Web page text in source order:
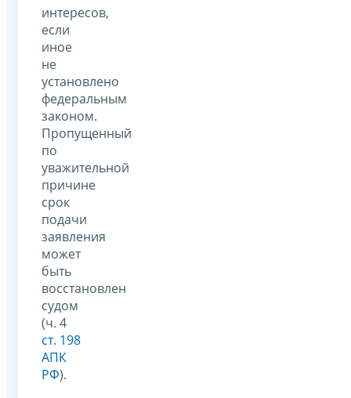
интересов,
если
иное
не
установлено
федеральным
законом.
Пропущенный
по
уважительной
причине
срок
подачи
заявления
может
быть
восстановлен
судом
(ч. 4
ст. 198
АПК
РФ).